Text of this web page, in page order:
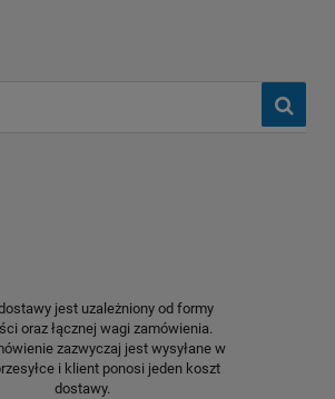
jest uzależniony od formy
oraz łącznej wagi zamówienia.
zazwyczaj jest wysyłane w
i klient ponosi jeden koszt
dostawy.